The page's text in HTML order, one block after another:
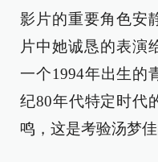
影片的重要角色安
片中她诚恳的表演
一个1994年出生的
纪80年代特定时代
鸣，这是考验汤梦佳